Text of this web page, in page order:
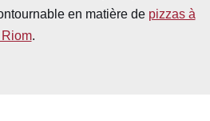
en matière de pizzas à
.